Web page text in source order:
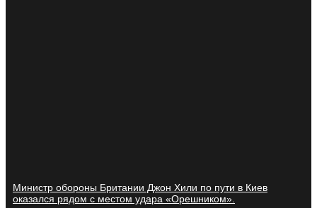
Министр обороны Британии Джон Хили по пути в Киев
оказался рядом с местом удара «Орешником».